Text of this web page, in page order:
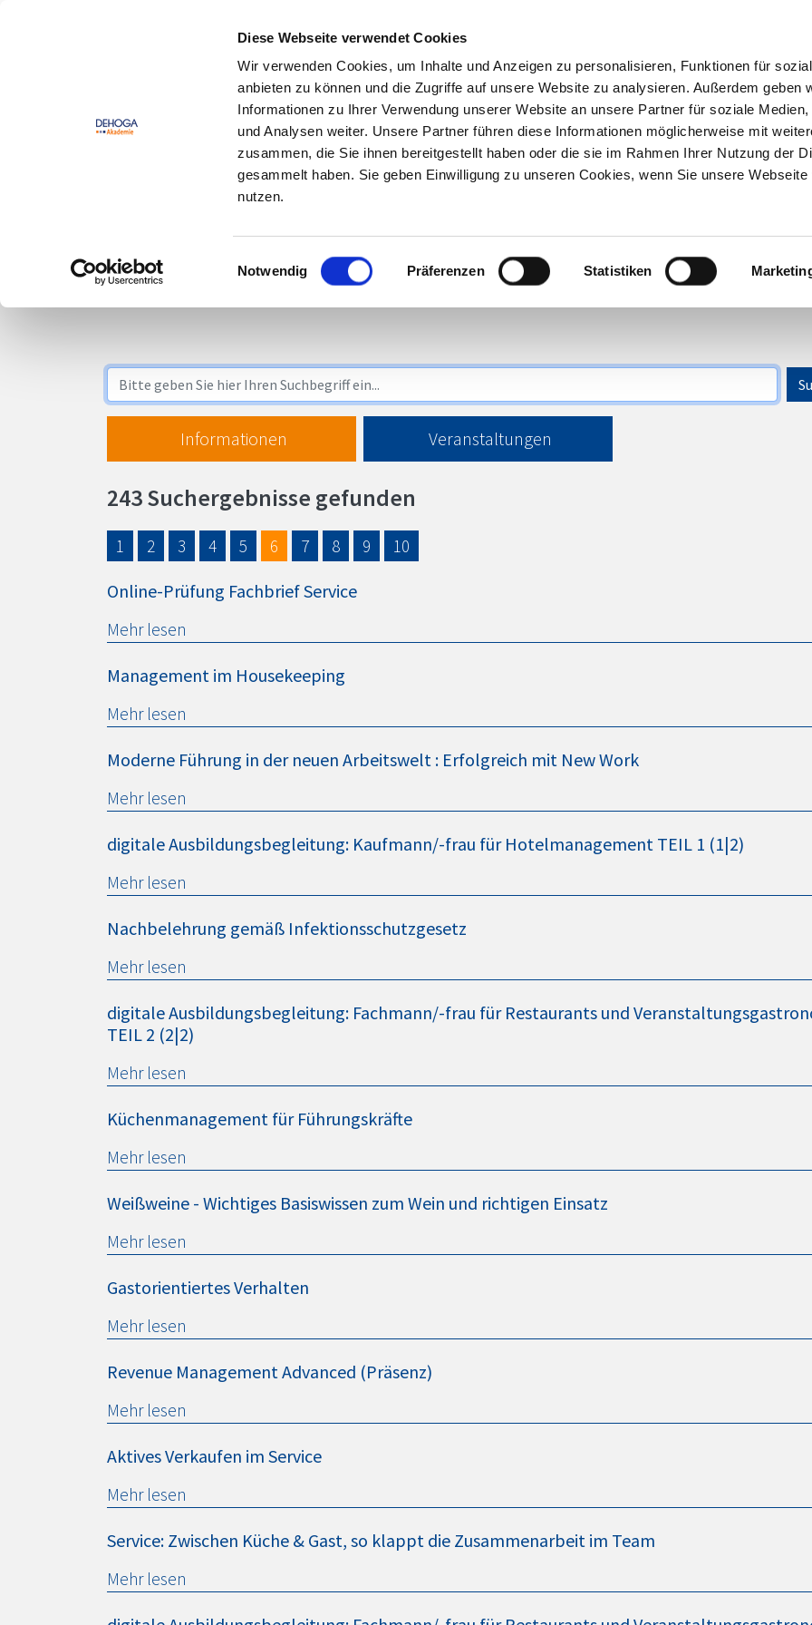
Diese Webseite verwendet Cookies
Wir verwenden Cookies, um Inhalte und Anzeigen zu personalisieren, Funktionen für
anbieten zu können und die Zugriffe auf unsere Website zu analysieren. Außerdem geben
Informationen zu Ihrer Verwendung unserer Website an unsere Partner für soziale Medien,
und Analysen weiter. Unsere Partner führen diese Informationen möglicherweise mit
zusammen, die Sie ihnen bereitgestellt haben oder die sie im Rahmen Ihrer Nutzung der
gesammelt haben. Sie geben Einwilligung zu unseren Cookies, wenn Sie unsere Webseite
nutzen.
Einwilligungsauswahl
Notwendig Präferenzen Statistiken
DEHOGA
Lernwelt
Offene
Seminare
Inhouse-
Trainings
Ausbildungs-
begleitung
Kostenfreie
Beratung
Informationen Veranstaltungen
243 Suchergebnisse gefunden
1 2 3 4 5 6 7 8 9 10
Online-Prüfung Fachbrief Service
Mehr lesen
Management im Housekeeping
Mehr lesen
Moderne Führung in der neuen Arbeitswelt : Erfolgreich mit New Work
Mehr lesen
digitale Ausbildungsbegleitung: Kaufmann/-frau für Hotelmanagement TEIL 1 (1|2)
Mehr lesen
Nachbelehrung gemäß Infektionsschutzgesetz
Mehr lesen
digitale Ausbildungsbegleitung: Fachmann/-frau für Restaurants und
TEIL 2 (2|2)
Mehr lesen
Küchenmanagement für Führungskräfte
Mehr lesen
Weißweine - Wichtiges Basiswissen zum Wein und richtigen Einsatz
Mehr lesen
Gastorientiertes Verhalten
Mehr lesen
Revenue Management Advanced (Präsenz)
Mehr lesen
Aktives Verkaufen im Service
Mehr lesen
Service: Zwischen Küche & Gast, so klappt die Zusammenarbeit im Team
Mehr lesen